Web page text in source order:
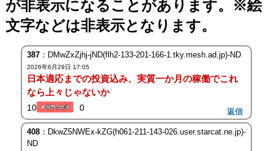
が非表示になることがあります。※絵
文字などは非表示となります。
387：DMwZxZjhj-jND(flh2-133-201-166-1.tky.mesh.ad.jp)-ND
2026年6月29日 17:05
日本適応までの投資込み、実質一か月の稼働でこれ
なら上々じゃないか
10 0 返信
408：DkwZ5NWEx-kZG(h061-211-143-026.user.starcat.ne.jp)-
ND